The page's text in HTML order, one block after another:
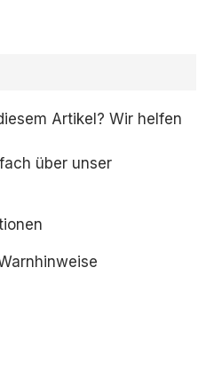
Artikel? Wir helfen
über unser